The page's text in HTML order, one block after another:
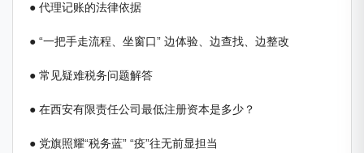
● 代理记账的法律依据
● “一把手走流程、坐窗口” 边体验、边查找、边整改
● 常见疑难税务问题解答
● 在西安有限责任公司最低注册资本是多少？
● 党旗照耀“税务蓝” “疫”往无前显担当